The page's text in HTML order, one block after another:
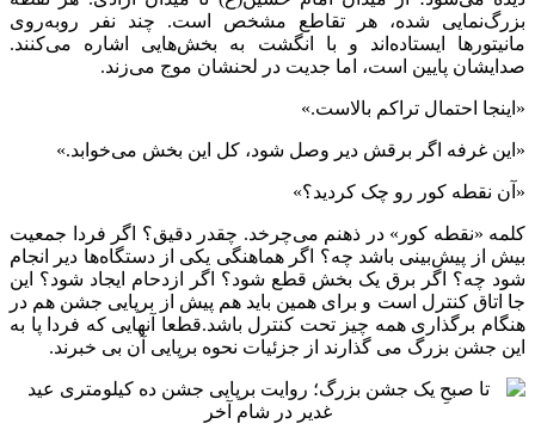
بزرگ‌نمایی شده، هر تقاطع مشخص است. چند نفر روبه‌روی
مانیتورها ایستاده‌اند و با انگشت به بخش‌هایی اشاره می‌کنند.
صدایشان پایین است، اما جدیت در لحنشان موج می‌زند.
«اینجا احتمال تراکم بالاست.»
«این غرفه اگر برقش دیر وصل شود، کل این بخش می‌خوابد.»
«آن نقطه کور رو چک کردید؟»
کلمه «نقطه کور» در ذهنم می‌چرخد. چقدر دقیق؟ اگر فردا جمعیت
بیش از پیش‌بینی باشد چه؟ اگر هماهنگی یکی از دستگاه‌ها دیر انجام
شود چه؟ اگر برق یک بخش قطع شود؟ اگر ازدحام ایجاد شود؟ این
جا اتاق کنترل است و برای همین باید هم پیش از برپایی جشن هم در
هنگام برگذاری همه چیز تحت کنترل باشد.قطعا آنهایی که فردا پا به
این جشن بزرگ می گذارند از جزئیات نحوه برپایی آن بی خبرند.